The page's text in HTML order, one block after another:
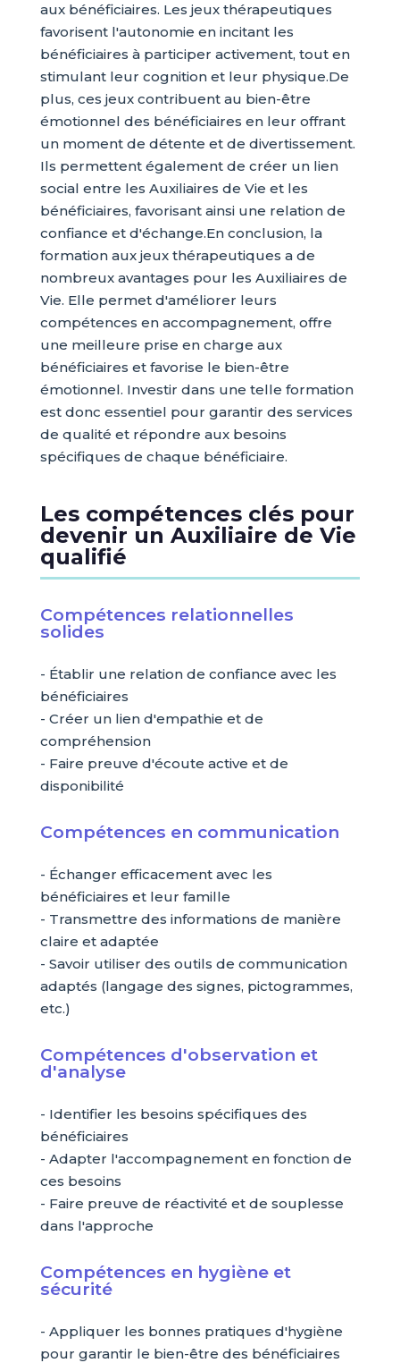
aux bénéficiaires. Les jeux thérapeutiques
favorisent l'autonomie en incitant les
bénéficiaires à participer activement, tout en
stimulant leur cognition et leur physique.De
plus, ces jeux contribuent au bien-être
émotionnel des bénéficiaires en leur offrant
un moment de détente et de divertissement.
Ils permettent également de créer un lien
social entre les Auxiliaires de Vie et les
bénéficiaires, favorisant ainsi une relation de
confiance et d'échange.En conclusion, la
formation aux jeux thérapeutiques a de
nombreux avantages pour les Auxiliaires de
Vie. Elle permet d'améliorer leurs
compétences en accompagnement, offre
une meilleure prise en charge aux
bénéficiaires et favorise le bien-être
émotionnel. Investir dans une telle formation
est donc essentiel pour garantir des services
de qualité et répondre aux besoins
spécifiques de chaque bénéficiaire.
Les compétences clés pour
devenir un Auxiliaire de Vie
qualifié
Compétences relationnelles
solides
- Établir une relation de confiance avec les
bénéficiaires
- Créer un lien d'empathie et de
compréhension
- Faire preuve d'écoute active et de
disponibilité
Compétences en communication
- Échanger efficacement avec les
bénéficiaires et leur famille
- Transmettre des informations de manière
claire et adaptée
- Savoir utiliser des outils de communication
adaptés (langage des signes, pictogrammes,
etc.)
Compétences d'observation et
d'analyse
- Identifier les besoins spécifiques des
bénéficiaires
- Adapter l'accompagnement en fonction de
ces besoins
- Faire preuve de réactivité et de souplesse
dans l'approche
Compétences en hygiène et
sécurité
- Appliquer les bonnes pratiques d'hygiène
pour garantir le bien-être des bénéficiaires